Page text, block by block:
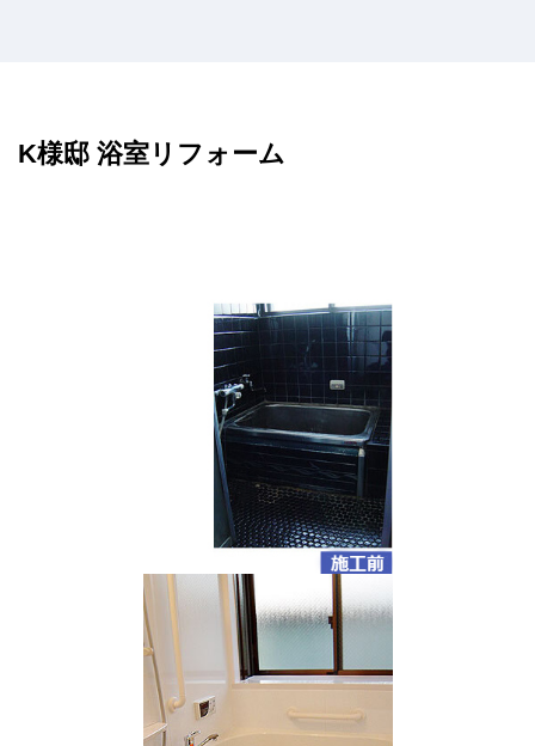
K様邸 浴室リフォーム